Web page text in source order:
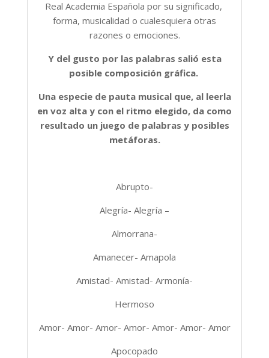
Real Academia Española por su significado,
forma, musicalidad o cualesquiera otras
razones o emociones.
Y del gusto por las palabras salió esta
posible composición gráfica.
Una especie de pauta musical que, al leerla
en voz alta y con el ritmo elegido, da como
resultado un juego de palabras y posibles
metáforas.
Abrupto-
Alegría- Alegría –
Almorrana-
Amanecer- Amapola
Amistad- Amistad- Armonía-
Hermoso
Amor- Amor- Amor- Amor- Amor- Amor- Amor
Apocopado